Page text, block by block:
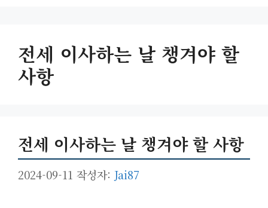
전세 이사하는 날 챙겨야 할
사항
전세 이사하는 날 챙겨야 할 사항
2024-09-11 작성자: Jai87